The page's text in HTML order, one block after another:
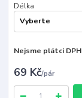
Délka
Nejsme plátci DPH
69 Kč/pár